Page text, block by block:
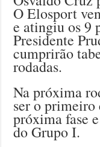
O Elosport
e atingiu os 9
Presidente
cumprirão
rodadas.
Na próxima
ser o primeiro
próxima fase
do Grupo I.